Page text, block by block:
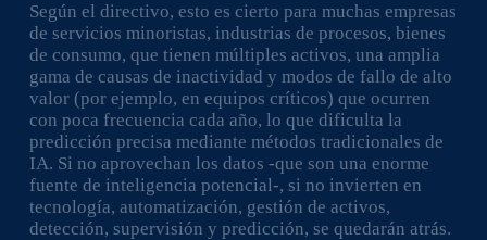
Según el directivo, esto es cierto para muchas empresas
de servicios minoristas, industrias de procesos, bienes
de consumo, que tienen múltiples activos, una amplia
gama de causas de inactividad y modos de fallo de alto
valor (por ejemplo, en equipos críticos) que ocurren
con poca frecuencia cada año, lo que dificulta la
predicción precisa mediante métodos tradicionales de
IA. Si no aprovechan los datos -que son una enorme
fuente de inteligencia potencial-, si no invierten en
tecnología, automatización, gestión de activos,
detección, supervisión y predicción, se quedarán atrás.